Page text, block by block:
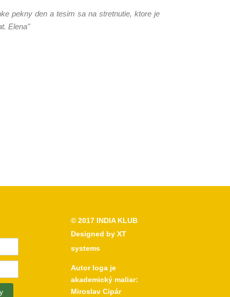
pekny den a tesim sa na stretnutie, ktore je
Elena"
© 2017 INDIA KLUB
Designed by XT
systems
Autor loga je
akademický maliar:
Miroslav Cipár